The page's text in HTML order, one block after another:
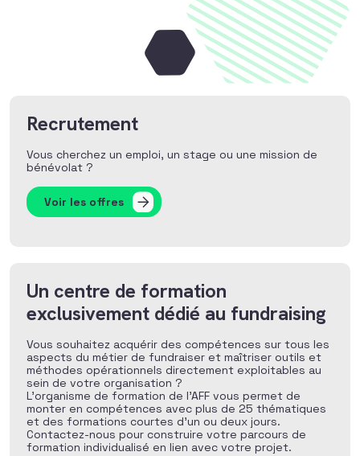
Recrutement
Vous cherchez un emploi, un stage ou une mission de
bénévolat ?
Voir les offres
Un centre de formation
exclusivement dédié au fundraising
Vous souhaitez acquérir des compétences sur tous les
aspects du métier de fundraiser et maîtriser outils et
méthodes opérationnels directement exploitables au
sein de votre organisation ?
L’organisme de formation de l’AFF vous permet de
monter en compétences avec plus de 25 thématiques
et des formations courtes d’un ou deux jours.
Contactez-nous pour construire votre parcours de
formation individualisé en lien avec votre projet.